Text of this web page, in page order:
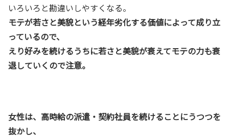
いろいろと勘違いしやすくなる。
モテが若さと美貌という経年劣化する価値によって成り立
っているので、
えり好みを続けるうちに若さと美貌が衰えてモテの力も衰
退していくので注意。
女性は、高時給の派遣・契約社員を続けることにうつつを
抜かし、